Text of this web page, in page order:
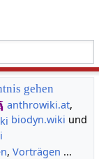
gehen
anthrowiki.at,
biodyn.wiki und
, Vorträgen ...